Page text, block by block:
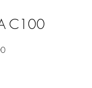
C100
Precio